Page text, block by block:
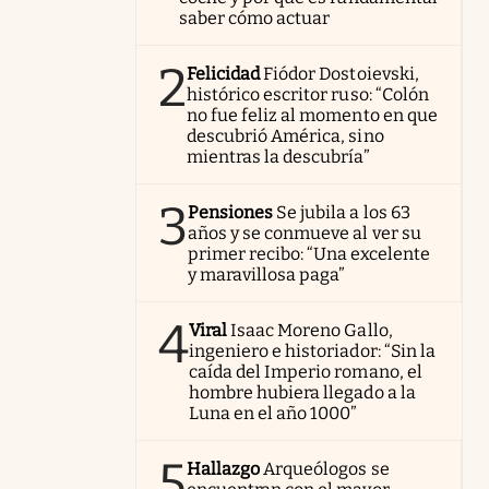
saber cómo actuar
2FelicidadFiódor Dostoievski,
histórico escritor ruso: “Colón
no fue feliz al momento en que
descubrió América, sino
mientras la descubría”
3Pensiones Se jubila a los 63
años y se conmueve al ver su
primer recibo: “Una excelente
y maravillosa paga”
4ViralIsaac Moreno Gallo,
ingeniero e historiador: “Sin la
caída del Imperio romano, el
hombre hubiera llegado a la
Luna en el año 1000”
HallazgoArqueólogos se